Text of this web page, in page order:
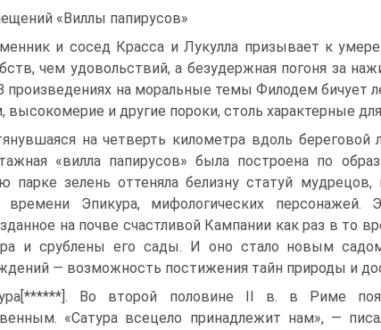
«Виллы папирусов»
и сосед Красса и Лукулла при­зывает к
чем удовольствий, а безудержная погоня за
произведениях на моральные темы Филодем
высокомерие и другие пороки, столь характерные
на четверть километ­ра вдоль береговой
«вилла папирусов» была построена по
парке зелень оттеняла белизну статуй мудрецов,
вре­мени Эпикура, мифологических
на почве счастливой Кампании как раз в то
и срублены его сады. И оно стало новым
— возможность постижения тайн природы и
Во второй половине II в. в Риме
«Сатура всецело принадлежит нам», —